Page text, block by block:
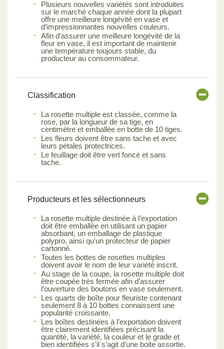
Plusieurs nouvelles variétés sont introduites
sur le marché chaque année dont la plupart
offre une meilleure longévité en vase et
d’impressionnantes nouvelles couleurs.
Afin d'assurer une meilleure longévité de la
fleur en vase, il est important de maintenir
une température toujours stable, du
producteur au consommateur.
Classification
La rosette multiple est classée, comme la
rose, par la longueur de sa tige, en
centimètre et emballée en botte de 10 tiges.
Les fleurs doivent être sans tache et avec
leurs pétales protectrices.
Le feuillage doit être vert foncé et sans
tache.
Producteurs et les sélectionneurs
La rosette multiple destinée à l’exportation
doit être emballée en utilisant un papier
absorbant, un emballage de plastique
polypro, ainsi qu'un protecteur de papier
cartonné.
Toutes les bottes de rosettes multiples
doivent avoir le nom de leur variété inscrit.
Au stage de la coupe, la rosette multiple doit
être coupée très fermée afin d’assurer
l’ouverture des boutons en vase seulement.
Les quarts de boîte pour fleuriste contenant
seulement 8 à 10 bottes connaissent une
popularité croissante.
Les boîtes destinées à l’exportation doivent
être clairement identifiées précisant la
quantité, la variété, la couleur et le grade et
bien identifiées s’il s’agit d’une boite assortie.